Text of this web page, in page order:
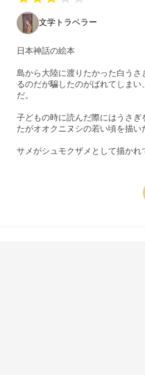
文学トラベラー
日本神話の絵本
島から大陸に渡りたかった白う
るのだが騙したのがばれてしま
だ。
子どもの時に読んだ際にはうさ
たがオオクニヌシの若い頃を描い
サメがシュモクザメとして描かれ